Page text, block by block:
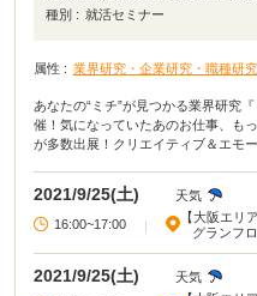
種別 : 就活セミナー
属性 : 業界研究・企業研究・職種研究
あなたの“ミチ”が見つかる業界研究
催！気になっていたあのお仕事、も
が多数出展！クリエイティブ＆エモー
2021/9/25(土)
天気
16:00~17:00
|
【大阪エリア
グランフ
2021/9/25(土)
天気